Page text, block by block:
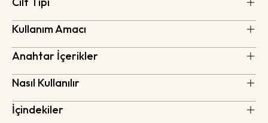
Kullanım Amacı
Anahtar İçerikler
Nasıl Kullanılır
İçindekiler